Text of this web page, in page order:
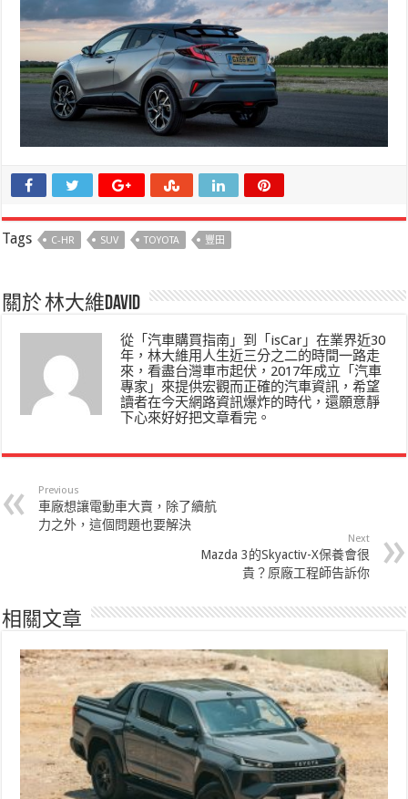
Tags C-HR SUV TOYOTA 豐田
關於 林大維David
從「汽車購買指南」到「isCar」在業界近30
年，林大維用人生近三分之二的時間一路走
來，看盡台灣車市起伏，2017年成立「汽車
專家」來提供宏觀而正確的汽車資訊，希望
讀者在今天網路資訊爆炸的時代，還願意靜
下心來好好把文章看完。
Previous
車廠想讓電動車大賣，除了續航
力之外，這個問題也要解決
Next
Mazda 3的Skyactiv-X保養會很
貴？原廠工程師告訴你
相關文章